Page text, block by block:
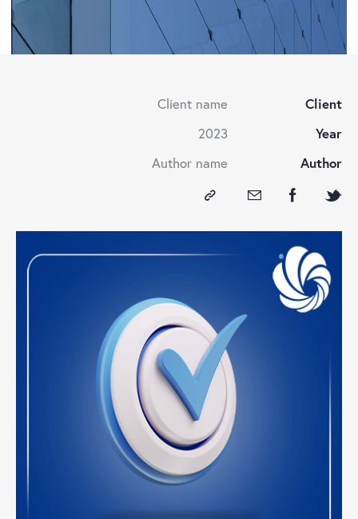
Client
Client name
Year
2023
Author
Author name